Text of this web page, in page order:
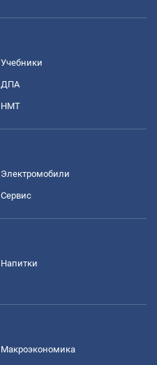
Учебники
ДПА
НМТ
Электромобили
Сервис
Напитки
Mакроэкономика